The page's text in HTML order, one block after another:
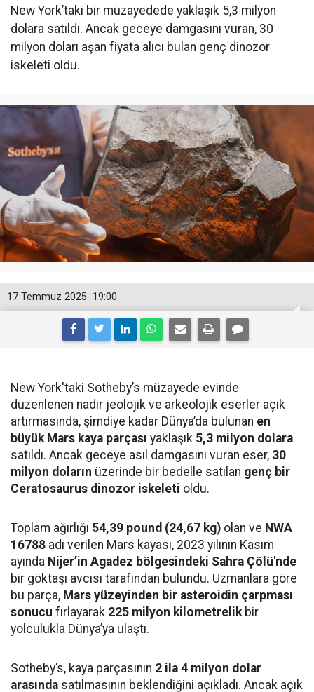
New York’taki bir müzayedede yaklaşık 5,3 milyon
dolara satıldı. Ancak geceye damgasını vuran, 30
milyon doları aşan fiyata alıcı bulan genç dinozor
iskeleti oldu.
19:00
17 Temmuz 2025
New York'taki Sotheby’s müzayede evinde
düzenlenen nadir jeolojik ve arkeolojik eserler açık
artırmasında, şimdiye kadar Dünya’da bulunan en
büyük Mars kaya parçası yaklaşık 5,3 milyon dolara
satıldı. Ancak geceye asıl damgasını vuran eser, 30
milyon doların üzerinde bir bedelle satılan genç bir
Ceratosaurus dinozor iskeleti oldu.
Toplam ağırlığı 54,39 pound (24,67 kg) olan ve NWA
16788 adı verilen Mars kayası, 2023 yılının Kasım
ayında Nijer’in Agadez bölgesindeki Sahra Çölü'nde
bir göktaşı avcısı tarafından bulundu. Uzmanlara göre
bu parça, Mars yüzeyinden bir asteroidin çarpması
sonucu fırlayarak 225 milyon kilometrelikbir
yolculukla Dünya’ya ulaştı.
Sotheby’s, kaya parçasının 2 ila 4 milyon dolar
arasında satılmasının beklendiğini açıkladı. Ancak açık